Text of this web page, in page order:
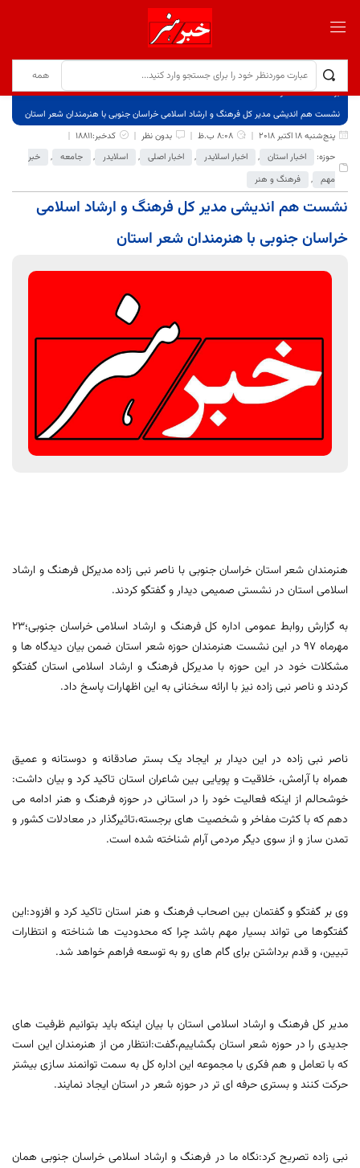
برگ نخست
نوشته‌ها
نشست هم اندیشی مدیر کل فرهنگ و ارشاد اسلامی خراسان جنوبی با هنرمندان شعر استان
پنج‌شنبه 18 اکتبر 2018
8:08 ب.ظ بدون نظر
کدخبر:18811
حوزه:
اخبار استان , اخبار اسلایدر , اخبار اصلی , اسلایدر , جامعه ,
خبر
مهم , فرهنگ و هنر
نشست هم اندیشی مدیر کل فرهنگ و ارشاد اسلامی
خراسان جنوبی با هنرمندان شعر استان
هنرمندان شعر استان خراسان جنوبی با ناصر نبی زاده مدیرکل فرهنگ و ارشاد
اسلامی استان در نشستی صمیمی دیدار و گفتگو کردند.
به گزارش روابط عمومی اداره کل فرهنگ و ارشاد اسلامی خراسان جنوبی؛٢٣
مهرماه ٩٧ در این نشست هنرمندان حوزه شعر استان ضمن بیان دیدگاه ها و
مشکلات خود در این حوزه با مدیرکل فرهنگ و ارشاد اسلامی استان گفتگو
کردند و ناصر نبی زاده نیز با ارائه سخنانی به این اظهارات پاسخ داد.
ناصر نبی زاده در این دیدار بر ایجاد یک بستر صادقانه و دوستانه و عمیق
همراه با آرامش، خلاقیت و پویایی بین شاعران استان تاکید کرد و بیان داشت:
خوشحالم از اینکه فعالیت خود را در استانی در حوزه فرهنگ و هنر ادامه می
دهم که با کثرت مفاخر و شخصیت های برجسته،تاثیرگذار در معادلات کشور و
تمدن ساز و از سوی دیگر مردمی آرام شناخته شده است.
وی بر گفتگو و گفتمان بین اصحاب فرهنگ و هنر استان تاکید کرد و افزود:این
گفتگوها می تواند بسیار مهم باشد چرا که محدودیت ها شناخته و انتظارات
تبیین، و قدم برداشتن برای گام های رو به توسعه فراهم خواهد شد.
مدیر کل فرهنگ و ارشاد اسلامی استان با بیان اینکه باید بتوانیم ظرفیت های
جدیدی را در حوزه شعر استان بگشاییم،گفت:انتظار من از هنرمندان این است
که با تعامل و هم فکری با مجموعه این اداره کل به سمت توانمند سازی بیشتر
حرکت کنند و بستری حرفه ای تر در حوزه شعر در استان ایجاد نمایند.
نبی زاده تصریح کرد:نگاه ما در فرهنگ و ارشاد اسلامی خراسان جنوبی همان